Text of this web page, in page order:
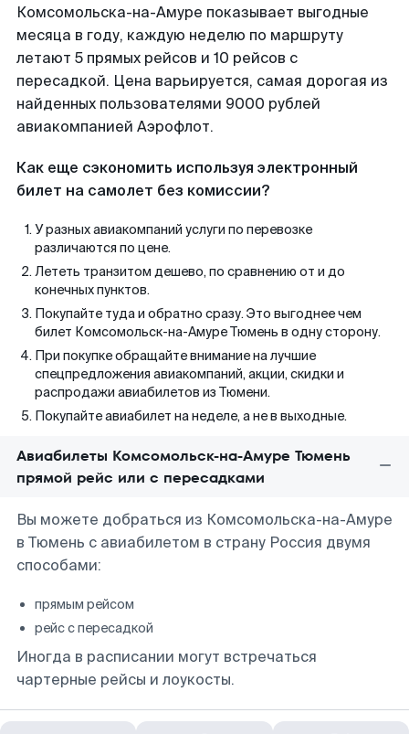
Комсомольска-на-Амуре показывает выгодные
месяца в году, каждую неделю по маршруту
летают 5 прямых рейсов и 10 рейсов с
пересадкой. Цена варьируется, самая дорогая из
найденных пользователями 9000 рублей
авиакомпанией Аэрофлот.
Как еще сэкономить используя электронный
билет на самолет без комиссии?
У разных авиакомпаний услуги по перевозке
различаются по цене.
Лететь транзитом дешево, по сравнению от и до
конечных пунктов.
Покупайте туда и обратно сразу. Это выгоднее чем
билет Комсомольск-на-Амуре Тюмень в одну сторону.
При покупке обращайте внимание на лучшие
спецпредложения авиакомпаний, акции, скидки и
распродажи авиабилетов из Тюмени.
Покупайте авиабилет на неделе, а не в выходные.
Авиабилеты Комсомольск-на-Амуре Тюмень
прямой рейс или с пересадками
Вы можете добраться из Комсомольска-на-Амуре
в Тюмень с авиабилетом в страну Россия двумя
способами:
прямым рейсом
рейс с пересадкой
Иногда в расписании могут встречаться
чартерные рейсы и лоукосты.